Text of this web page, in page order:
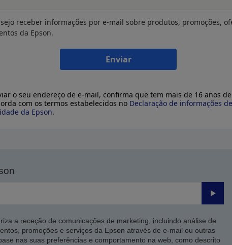
receber informações por e-mail sobre produtos, promoções,
da Epson.
Enviar
o seu endereço de e-mail, confirma que tem mais de 16 anos
com os termos estabelecidos no Declaração de informações de
da Epson.
Enviar
a receção de comunicações de marketing, incluindo análise de
promoções e serviços da Epson através de e-mail ou outras
nas suas preferências e comportamento na web, como descrito